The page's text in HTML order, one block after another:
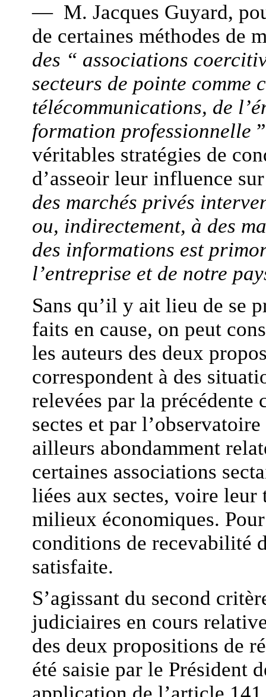
— M. Jacques Guyard,
de certaines méthodes de
des “ associations
secteurs de pointe comme
télécommunications, de
formation professionnelle
véritables stratégies de
d’asseoir leur influence
des marchés privés
ou, indirectement, à des
des informations est
l’entreprise et de notre
Sans qu’il y ait lieu de se
faits en cause, on peut
les auteurs des deux
correspondent à des
relevées par la précédente
sectes et par
ailleurs abondamment
certaines associations
liées aux sectes, voire
milieux économiques.
conditions de recevabilité
satisfaite.
S’agissant du second
judiciaires en cours
des deux propositions de
été saisie par le Président